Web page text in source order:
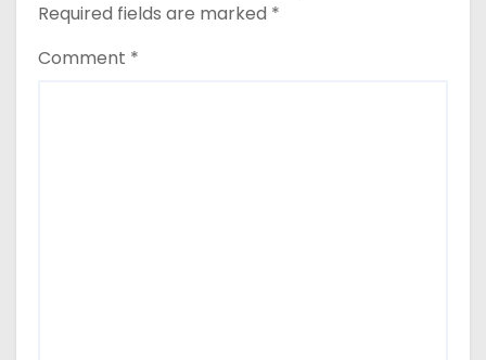
Required fields are marked *
Comment *